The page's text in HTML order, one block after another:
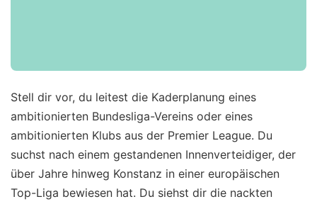
Stell dir vor, du leitest die Kaderplanung eines
ambitionierten Bundesliga-Vereins oder eines
ambitionierten Klubs aus der Premier League. Du
suchst nach einem gestandenen Innenverteidiger, der
über Jahre hinweg Konstanz in einer europäischen
Top-Liga bewiesen hat. Du siehst dir die nackten